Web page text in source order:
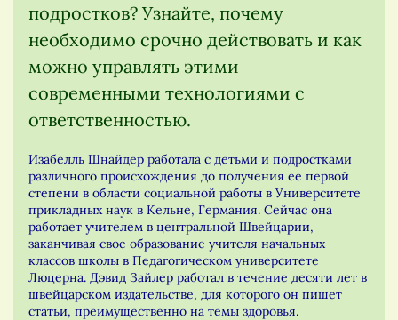
подростков? Узнайте, почему
необходимо срочно действовать и как
можно управлять этими
современными технологиями с
ответственностью.
Изабелль Шнайдер работала с детьми и подростками
различного происхождения до получения ее первой
степени в области социальной работы в Университете
прикладных наук в Кельне, Германия. Сейчас она
работает учителем в центральной Швейцарии,
заканчивая свое образование учителя начальных
классов школы в Педагогическом университете
Люцерна. Дэвид Зайлер работал в течение десяти лет в
швейцарском издательстве, для которого он пишет
статьи, преимущественно на темы здоровья.